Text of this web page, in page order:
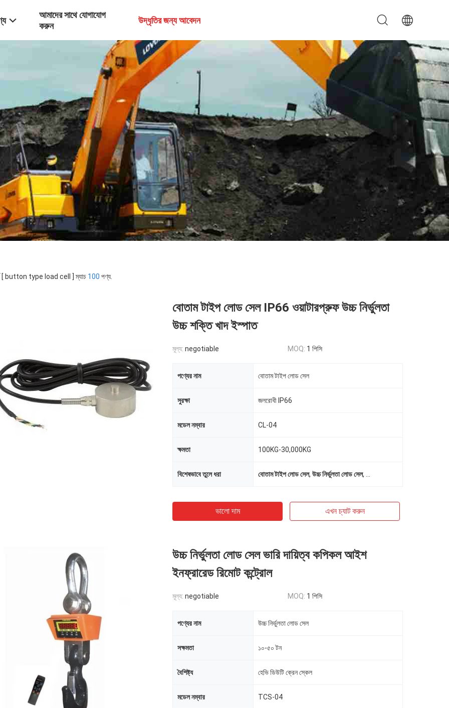
আমাদের সাথে যোগাযোগ
করুন
উদ্ধৃতির জন্য আবেদন
[ button type load cell ] ম্যাচ 100 পণ্য.
বোতাম টাইপ লোড সেল IP66 ওয়াটারপ্রুফ উচ্চ নির্ভুলতা
উচ্চ শক্তি খাদ ইস্পাত
মূল্য: negotiable MOQ: 1 পিসি
পণ্যের নাম বোতাম টাইপ লোড সেল
সুরক্ষা জলরোধী IP66
মডেল নম্বার CL-04
ক্ষমতা 100KG-30,000KG
বিশেষভাবে তুলে ধরা বোতাম টাইপ লোড সেল, উচ্চ নির্ভুলতা লোড সেল,
ভালো দাম এখন চ্যাট করুন
উচ্চ নির্ভুলতা লোড সেল ভারি দায়িত্ব কপিকল আইশ
ইনফ্রারেড রিমোট কন্ট্রোল
মূল্য: negotiable MOQ: 1 পিসি
পণ্যের নাম উচ্চ নির্ভুলতা লোড সেল
সক্ষমতা ১০-৫০ টন
বৈশিষ্ট্য হেভি ডিউটি ​​ক্রেন স্কেল
মডেল নম্বার TCS-04